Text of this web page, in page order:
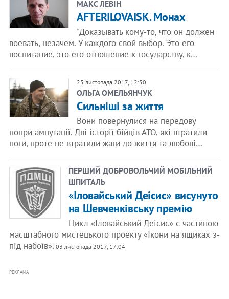
​МАКС ЛЕВІН
AFTERILOVAISK. Монах
"Доказывать кому-то, что он должен
воевать, незачем. У каждого свой выбор. Это его
воспитание, это его отношение к государству, к…
25 листопада 2017, 12:50
ОЛЬГА ОМЕЛЬЯНЧУК
Сильніші за життя
Вони повернулися на передову
попри ампутації. Дві історії бійців АТО, які втратили
ноги, проте не втратили жаги до життя та любові…
ПЕРШИЙ ДОБРОВОЛЬЧИЙ МОБІЛЬНИЙ
ШПИТАЛЬ
«Іловайський Деісис» висунуто
на Шевченківську премію
Цикл «Іловайський Деісис» є частиною
масштабного мистецького проекту «Ікони на ящиках з-
під набоїв». 03 листопада 2017, 17:04
РЕКЛАМА